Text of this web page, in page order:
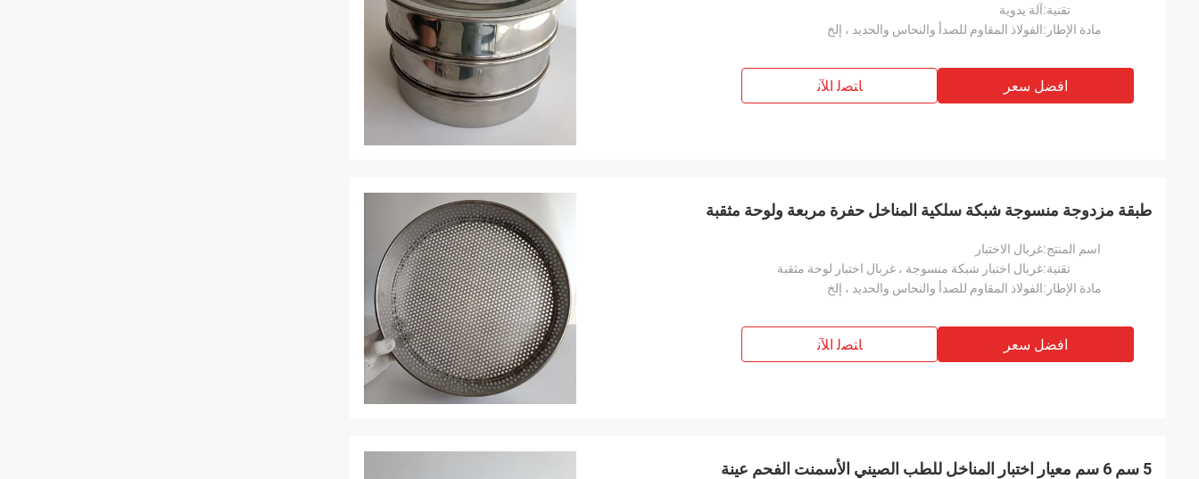
تقنية:آلة يدوية
مادة الإطار:الفولاذ المقاوم للصدأ والنحاس والحديد ، إلخ
افضل سعر ﺎﺘﺼﻟ ﺍﻶﻧ
طبقة مزدوجة منسوجة شبكة سلكية المناخل حفرة مربعة ولوحة مثقبة
اسم المنتج:غربال الاختبار
تقنية:غربال اختبار شبكة منسوجة ، غربال اختبار لوحة مثقبة
مادة الإطار:الفولاذ المقاوم للصدأ والنحاس والحديد ، إلخ
افضل سعر ﺎﺘﺼﻟ ﺍﻶﻧ
5 سم 6 سم معيار اختبار المناخل للطب الصيني الأسمنت الفحم عينة